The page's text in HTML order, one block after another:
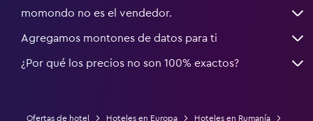
momondo no es el vendedor.
Agregamos montones de datos para ti
¿Por qué los precios no son 100% exactos?
Ofertas de hotel Hoteles en Europa
Hoteles en Rumanía